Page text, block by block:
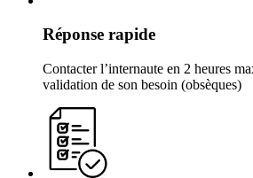
Réponse rapide
Contacter l’internaute en 2 heures
validation de son besoin (obsèques)